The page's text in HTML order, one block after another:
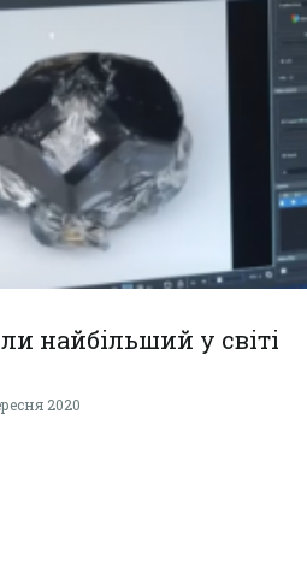
найбільший у світі
2020